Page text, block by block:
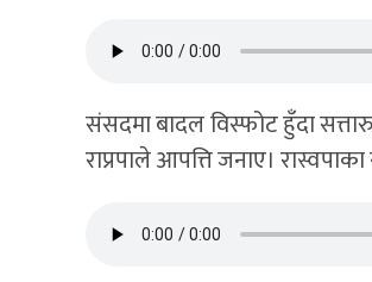
संसदमा बादल विस्फोट हुँदा
राप्रपाले आपत्ति जनाए।